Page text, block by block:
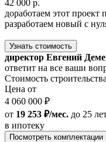
42 000 р.
доработаем этот
разработаем новый с
Узнать стоимость
директор Евгений
ответит на все ваши
Стоимость строительства
Цена от
4 060 000 ₽
от 19 253 ₽/мес. до 25
в ипотеку
Посмотреть комплектации